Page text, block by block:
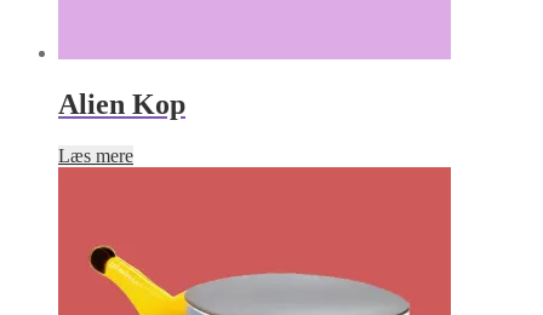
Alien Kop
Læs mere